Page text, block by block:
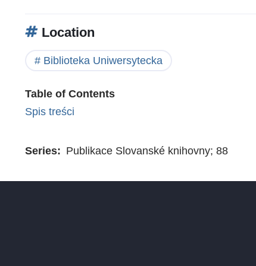
Location
Biblioteka Uniwersytecka
Table of Contents
Spis treści
Series Publikace Slovanské knihovny; 88